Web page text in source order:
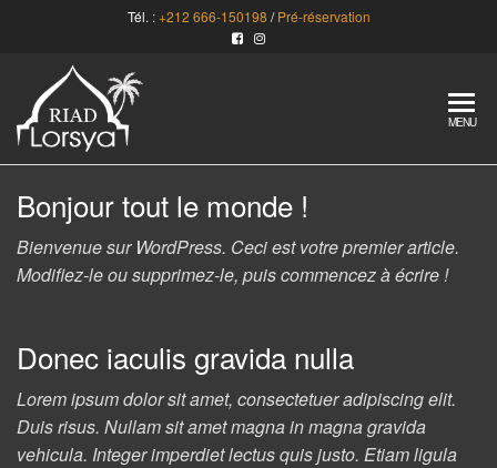
content
Tél. :+212 666-150198 /Pré-réservation
Marrakech
– Maroc
MENU
Bonjour tout le monde !
Bienvenue sur WordPress. Ceci est votre premier article.
Modifiez-le ou supprimez-le, puis commencez à écrire !
Donec iaculis gravida nulla
Lorem ipsum dolor sit amet, consectetuer adipiscing elit.
Duis risus. Nullam sit amet magna in magna gravida
vehicula. Integer imperdiet lectus quis justo. Etiam ligula